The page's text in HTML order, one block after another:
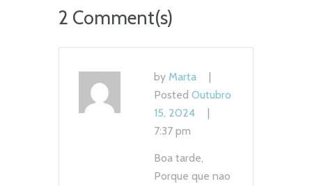
2 Comment(s)
by Marta
Posted Outubro
15, 2024
7:37 pm
Boa tarde,
Porque que nao